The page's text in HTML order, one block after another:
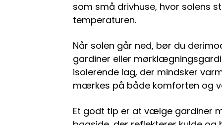
som små drivhuse, hvor solens
temperaturen.
Når solen går ned, bør du
gardiner eller
isolerende lag, der mindsker
mærkes på både komforten og
Et godt tip er at vælge gardiner